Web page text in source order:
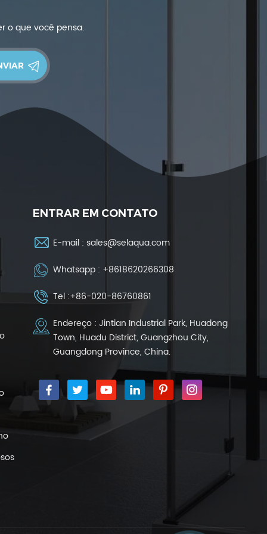
o que você pensa.
ENTRAR EM CONTATO
E-mail :sales@selaqua.com
Whatsapp : +8618620266308
Tel :+86-020-86760861
Endereço : Jintian Industrial Park, Huadong
Town, Huadu District, Guangzhou City,
Guangdong Province, China.